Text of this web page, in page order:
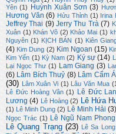
Yên (1) Huỳnh Xuân Sơn (3)
Hương Văn (6) Hửu Thỉnh (1) Irina
Jeffrey Thai (9) Jerry Thu Trà (7)
Xuân (1) Khán Võ (2) Khảo Mai (1)
Nguyên (1) KỊCH BẢN (1) Kiên
(4) Kim Dung (2) Kim Ngoan (15)
Kim Yến (1) Kỳ Nam (2) Ký sự (14)
Lại Ngọc Thư (1) Lam Giang (3)
(6) Lâm Bích Thuỷ (8) Lâm Cẩm
(30) Lâm Xuân Vi (1) Lâu Văn Mua
Lê Đức Hoàng Vân (1) Lê Đức
Lương (4) Lê Hoàng (2) Lê Hứa
(1) Lê Minh Dung (2) Lê Minh Hải (3)
Ngọc Trác (1) Lê Ngũ Nam Phong
Lê Quang Trạng (23) Lê Sa Long